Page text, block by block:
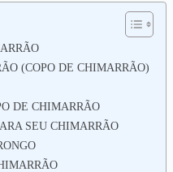
(COPO DE CHIMARRÃO)
DE CHIMARRÃO
SEU CHIMARRÃO